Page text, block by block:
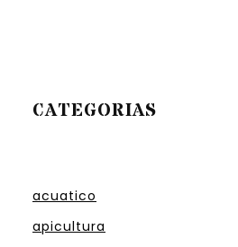
CATEGORIAS
acuatico
apicultura